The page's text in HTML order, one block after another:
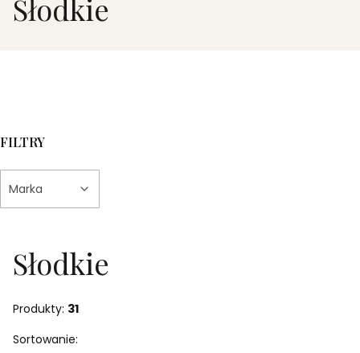
Słodkie
FILTRY
Marka
Słodkie
Produkty: 31
Lista produktów
Sortowanie: